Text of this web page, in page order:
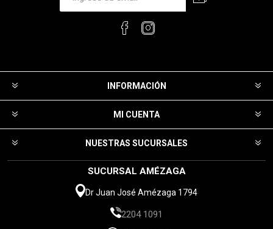
INFORMACIÓN
MI CUENTA
NUESTRAS SUCURSALES
SUCURSAL AMÉZAGA
Dr Juan José Amézaga 1794
2204 1091